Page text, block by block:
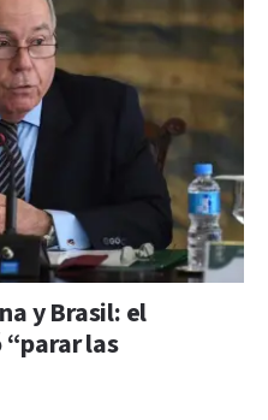
y Brasil: el
las